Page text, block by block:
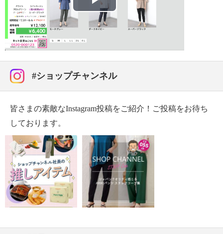
・水や汗などによる色落ち、色移り注意
・摩擦による色落ち、色移り注意
・過度な力をかけない
・ネット使用
【個体差あり】
【原産国（地）】
Play
Video
#ショップチャンネル
皆さまの素敵なInstagram投稿をご紹介！ご投稿をお待ち
しております。